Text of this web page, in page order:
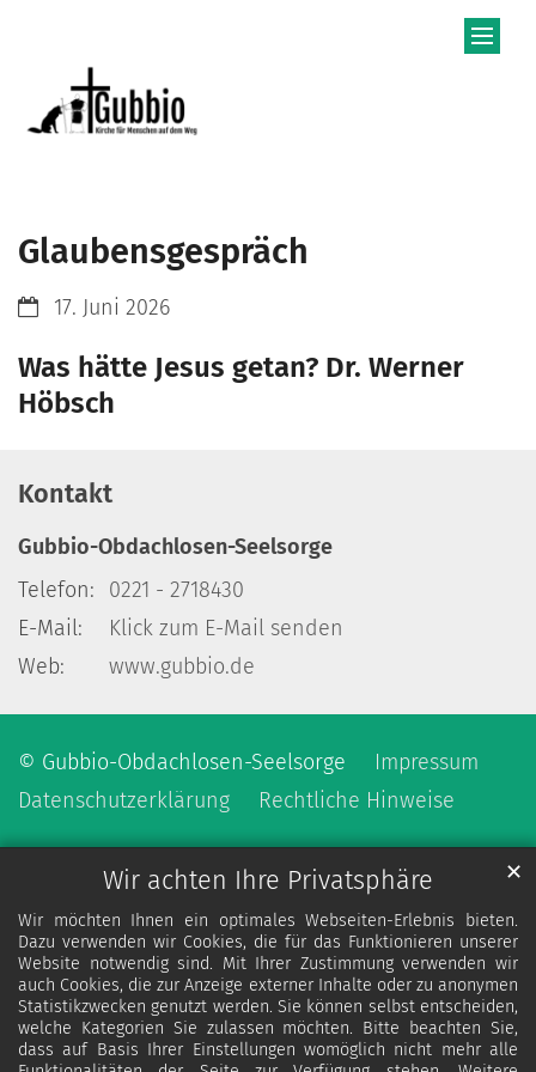
Wir achten Ihre Privatsphäre
Wir möchten Ihnen ein optimales Webseiten-Erlebnis bieten.
Dazu verwenden wir Cookies, die für das Funktionieren unserer
Website notwendig sind. Mit Ihrer Zustimmung verwenden wir
auch Cookies, die zur Anzeige externer Inhalte oder zu anonymen
Statistikzwecken genutzt werden. Sie können selbst entscheiden,
welche Kategorien Sie zulassen möchten. Bitte beachten Sie,
dass auf Basis Ihrer Einstellungen womöglich nicht mehr alle
✕
Glaubensgespräch
Datum:17. Juni 2026
Was hätte Jesus getan? Dr. Werner
Höbsch
Kontakt
Gubbio-Obdachlosen-Seelsorge
Telefon:
0221 - 2718430
E-Mail:
Klick zum E-Mail senden
Web:
www.gubbio.de
© Gubbio-Obdachlosen-Seelsorge
Impressum
Datenschutzerklärung
Rechtliche Hinweise